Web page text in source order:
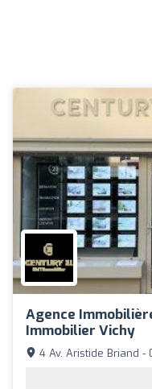
Agence
Immobilier Vichy
4 Av. Aristide Briand -